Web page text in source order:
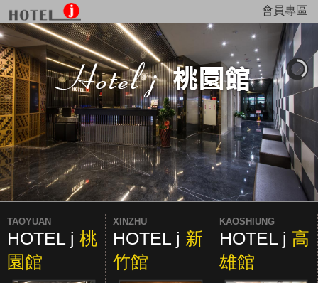
會員專區
TAOYUAN
HOTEL j 桃
園館
XINZHU
HOTEL j 新
竹館
KAOSHIUNG
HOTEL j 高
雄館